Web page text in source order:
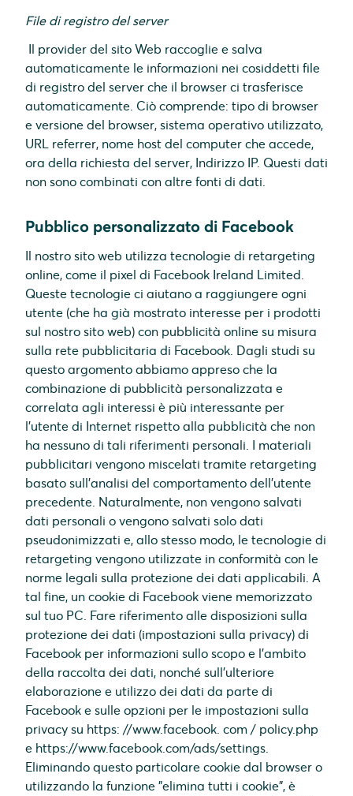
File di registro del server
Il provider del sito Web raccoglie e salva
automaticamente le informazioni nei cosiddetti file
di registro del server che il browser ci trasferisce
automaticamente. Ciò comprende: tipo di browser
e versione del browser, sistema operativo utilizzato,
URL referrer, nome host del computer che accede,
ora della richiesta del server, Indirizzo IP. Questi dati
non sono combinati con altre fonti di dati.
Pubblico personalizzato di Facebook
Il nostro sito web utilizza tecnologie di retargeting
online, come il pixel di Facebook Ireland Limited.
Queste tecnologie ci aiutano a raggiungere ogni
utente (che ha già mostrato interesse per i prodotti
sul nostro sito web) con pubblicità online su misura
sulla rete pubblicitaria di Facebook. Dagli studi su
questo argomento abbiamo appreso che la
combinazione di pubblicità personalizzata e
correlata agli interessi è più interessante per
l'utente di Internet rispetto alla pubblicità che non
ha nessuno di tali riferimenti personali. I materiali
pubblicitari vengono miscelati tramite retargeting
basato sull'analisi del comportamento dell'utente
precedente. Naturalmente, non vengono salvati
dati personali o vengono salvati solo dati
pseudonimizzati e, allo stesso modo, le tecnologie di
retargeting vengono utilizzate in conformità con le
norme legali sulla protezione dei dati applicabili. A
tal fine, un cookie di Facebook viene memorizzato
sul tuo PC. Fare riferimento alle disposizioni sulla
protezione dei dati (impostazioni sulla privacy) di
Facebook per informazioni sullo scopo e l'ambito
della raccolta dei dati, nonché sull'ulteriore
elaborazione e utilizzo dei dati da parte di
Facebook e sulle opzioni per le impostazioni sulla
privacy su https: //www.facebook. com / policy.php
e https://www.facebook.com/ads/settings.
Eliminando questo particolare cookie dal browser o
utilizzando la funzione "elimina tutti i cookie", è